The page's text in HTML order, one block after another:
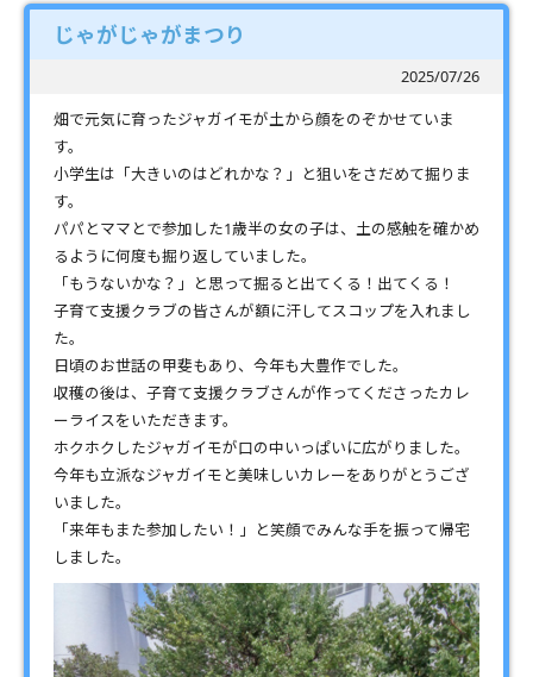
じゃがじゃがまつり
2025/07/26
畑で元気に育ったジャガイモが土から顔をのぞかせていま
す。
小学生は「大きいのはどれかな？」と狙いをさだめて掘りま
す。
パパとママとで参加した1歳半の女の子は、土の感触を確かめ
るように何度も掘り返していました。
「もうないかな？」と思って掘ると出てくる！出てくる！
子育て支援クラブの皆さんが額に汗してスコップを入れまし
た。
日頃のお世話の甲斐もあり、今年も大豊作でした。
収穫の後は、子育て支援クラブさんが作ってくださったカレ
ーライスをいただきます。
ホクホクしたジャガイモが口の中いっぱいに広がりました。
今年も立派なジャガイモと美味しいカレーをありがとうござ
いました。
「来年もまた参加したい！」と笑顔でみんな手を振って帰宅
しました。